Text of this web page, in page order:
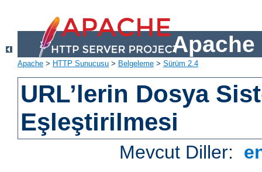
Apache
Apache > HTTP Sunucusu > Belgeleme > Sürüm 2.4
URL’lerin Dosya
Eşleştirilmesi
Mevcut Diller: